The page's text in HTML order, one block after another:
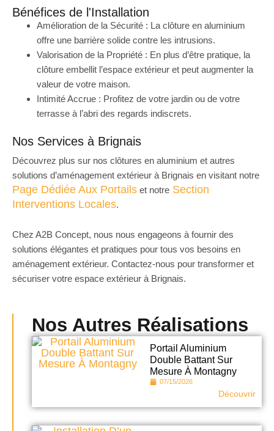
Bénéfices de l'Installation
Amélioration de la Sécurité : La clôture en aluminium
offre une barrière solide contre les intrusions.
Valorisation de la Propriété : En plus d’être pratique, la
clôture embellit l’espace extérieur et peut augmenter la
valeur de votre maison.
Intimité Accrue : Profitez de votre jardin ou de votre
terrasse à l’abri des regards indiscrets.
Nos Services à Brignais
Découvrez plus sur nos clôtures en aluminium et autres
solutions d’aménagement extérieur à Brignais en visitant notre
Page Dédiée Aux Portails et notre Section
Interventions Locales.
Chez A2B Concept, nous nous engageons à fournir des
solutions élégantes et pratiques pour tous vos besoins en
aménagement extérieur. Contactez-nous pour transformer et
sécuriser votre espace extérieur à Brignais.
Nos Autres Réalisations
Portail Aluminium
Double Battant Sur
Mesure À Montagny
07/15/2026
Découvrir